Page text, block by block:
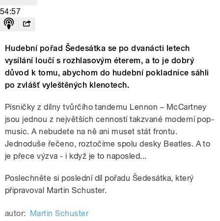
54:57
Hudební pořad Šedesátka se po dvanácti letech
vysílání loučí s rozhlasovým éterem, a to je dobrý
důvod k tomu, abychom do hudební pokladnice sáhli
po zvlášť vyleštěných klenotech.
Písničky z dílny tvůrčího tandemu Lennon – McCartney
jsou jednou z největších cenností takzvané moderní pop-
music. A nebudete na ně ani muset stát frontu.
Jednoduše řečeno, roztočíme spolu desky Beatles. A to
je přece výzva - i když je to naposled...
Poslechněte si poslední díl pořadu Šedesátka, který
připravoval Martin Schuster.
autor: Martin Schuster